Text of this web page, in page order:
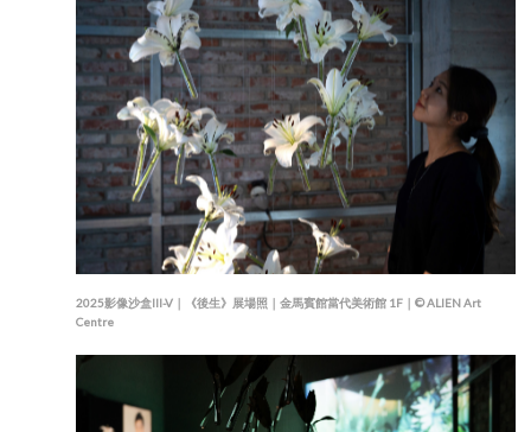
2025影像沙盒III-V｜《後生》展場照｜金馬賓館當代美術館 1F｜© ALIEN Art
Centre